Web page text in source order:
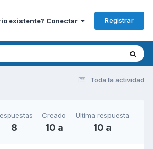
existente? Conectar Registrar
Toda la actividad
8
Creado
10 a
Última respuesta
10 a